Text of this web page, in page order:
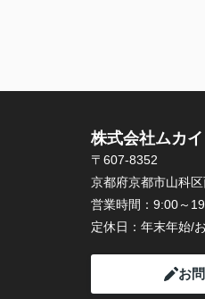
株式会社ムカ
〒607-8352
京都府京都市山科
営業時間： 9:00～
定休日： 年末年始/
お